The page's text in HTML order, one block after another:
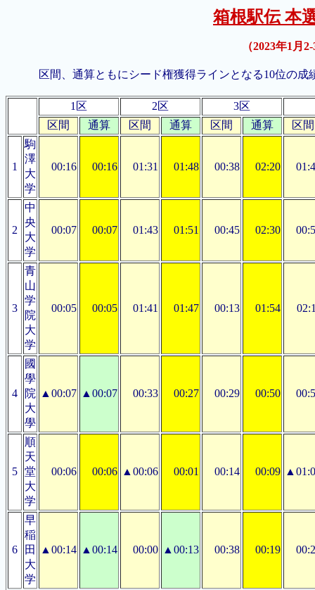
箱根駅伝 本
（2023年1月
区間、通算ともにシード権獲得ラインとなる10位の
1区 2区
3区
区間
通算 区間 通算 区間 通算 区間
1
駒
澤
大
学
00:16 00:16 01:31 01:48 00:38 02:20
2
中
央
大
学
00:07 00:07 01:43 01:51 00:45 02:30
3
青
山
学
院
大
学
00:05 00:05 01:41 01:47 00:13 01:54
4
國
學
院
大
學
▲00:07 ▲00:07 00:33 00:27 00:29 00:50
5
順
天
堂
大
学
00:06 00:06 ▲00:06 00:01 00:14 00:09
6
早
稲
田
大
学
▲00:14 ▲00:14 00:00 ▲00:13 00:38 00:19